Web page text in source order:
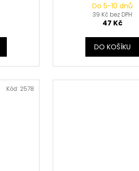
Do 5-10 dnů
39 Kč bez DPH
47 Kč
DO KOŠÍKU
Kód: 2578